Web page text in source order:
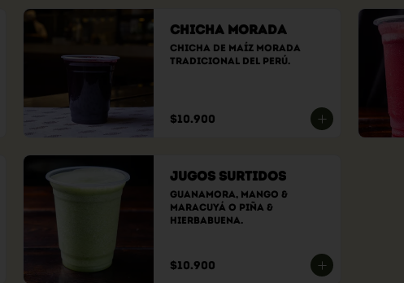
Chicha Morada
Chicha de maíz morada
tradicional del Perú.
$10.900
Jugos Surtidos
GuanaMora, Mango &
Maracuyá o Piña &
Hierbabuena.
$10.900